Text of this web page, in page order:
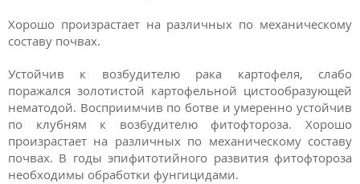
Хорошо произрастает на различных по механическому
составу почвах.
Устойчив к возбудителю рака картофеля, слабо
поражался золотистой картофельной цистообразующей
нематодой. Восприимчив по ботве и умеренно устойчив
по клубням к возбудителю фитофтороза. Хорошо
произрастает на различных по механическому составу
почвах. В годы эпифитотийного развития фитофтороза
необходимы обработки фунгицидами.